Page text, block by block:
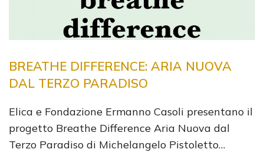
BREATHE DIFFERENCE: ARIA NUOVA
DAL TERZO PARADISO
Elica e Fondazione Ermanno Casoli presentano il
progetto Breathe Difference Aria Nuova dal
Terzo Paradiso di Michelangelo Pistoletto…